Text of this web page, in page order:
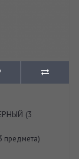
(3
предмета)